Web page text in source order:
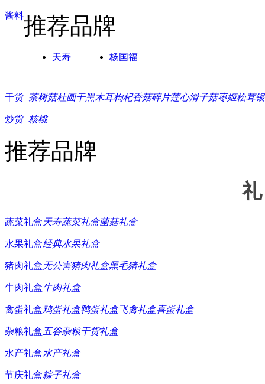
酱料推荐品牌
天寿 杨国福
干货 茶树菇桂圆干黑木耳枸杞香菇碎片莲心滑子菇枣姬松茸
炒货 核桃
推荐品牌
蔬菜礼盒 天寿蔬菜礼盒菌菇礼盒
水果礼盒经典水果礼盒
猪肉礼盒无公害猪肉礼盒黑毛猪礼盒
牛肉礼盒牛肉礼盒
禽蛋礼盒鸡蛋礼盒鸭蛋礼盒飞禽礼盒喜蛋礼盒
杂粮礼盒 五谷杂粮干货礼盒
水产礼盒水产礼盒
节庆礼盒粽子礼盒